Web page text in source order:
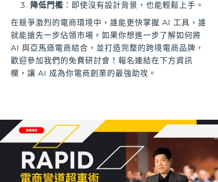
降低門檻 ：即使沒有設計背景，也能輕鬆上手。
在競爭激烈的電商環境中，誰能更快掌握 AI 工具，誰
就能搶先一步佔領市場。如果你想進一步了解如何將
AI 與亞馬遜電商結合，並打造完整的跨境電商品牌，
歡迎參加我們的免費研討會！報名連結在下方資訊
欄，讓 AI 成為你電商創業的最強助攻。